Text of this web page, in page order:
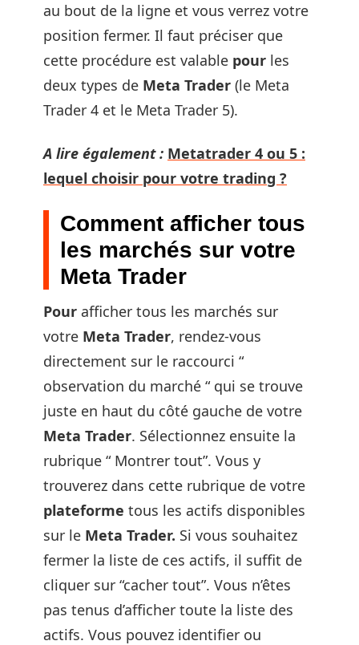
au bout de la ligne et vous verrez votre
position fermer. Il faut préciser que
cette procédure est valable pour les
deux types de Meta Trader (le Meta
Trader 4 et le Meta Trader 5).
A lire également : Metatrader 4 ou 5 :
lequel choisir pour votre trading ?
Comment afficher tous
les marchés sur votre
Meta Trader
Pour afficher tous les marchés sur
votre Meta Trader, rendez-vous
directement sur le raccourci “
observation du marché “ qui se trouve
juste en haut du côté gauche de votre
Meta Trader. Sélectionnez ensuite la
rubrique “ Montrer tout”. Vous y
trouverez dans cette rubrique de votre
plateforme tous les actifs disponibles
sur le Meta Trader. Si vous souhaitez
fermer la liste de ces actifs, il suffit de
cliquer sur “cacher tout”. Vous n’êtes
pas tenus d’afficher toute la liste des
actifs. Vous pouvez identifier ou